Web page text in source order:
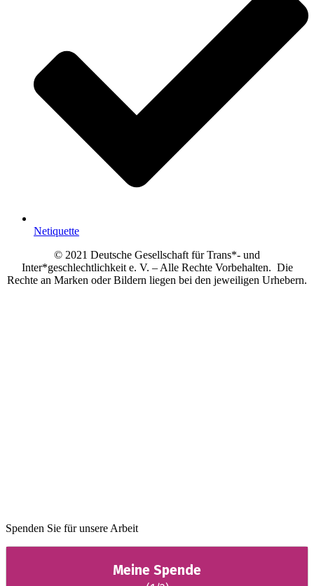
Netiquette
© 2021 Deutsche Gesellschaft für Trans*- und
Inter*geschlechtlichkeit e. V. – Alle Rechte Vorbehalten. Die
Rechte an Marken oder Bildern liegen bei den jeweiligen Urhebern.
Spenden Sie für unsere Arbeit